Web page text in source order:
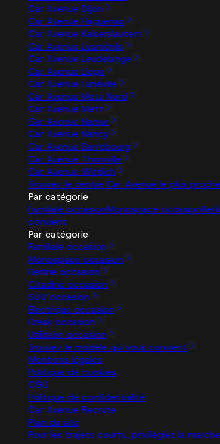
Car Avenue Dijon
Car Avenue Haguenau
Car Avenue Kaiserslautern
Car Avenue Lesménils
Car Avenue Leudelange
Car Avenue Liege
Car Avenue Lunéville
Car Avenue Metz Nord
Car Avenue Metz
Car Avenue Namur
Car Avenue Nancy
Car Avenue Sarrebourg
Car Avenue Thionville
Car Avenue Wittlich
Trouvez le centre Car Avenue le plus
Par catégorie
Familiale occasionMonospace occasion
convient
Par catégorie
Familiale occasion
Monospace occasion
Berline occasion
Citadine occasion
SUV occasion
Électrique occasion
Break occasion
Utilitaire occasion
Trouvez le modèle qui vous convient
Mentions légales
Politique de cookies
CGU
Politique de confidentialité
Car Avenue Recrute
Plan du site
Pour les trajets courts, privilégiez la